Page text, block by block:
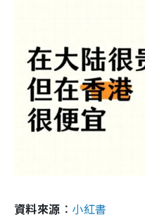
資料來源︰ 小紅書